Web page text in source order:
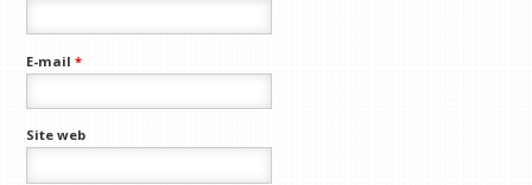
E-mail*
Site web